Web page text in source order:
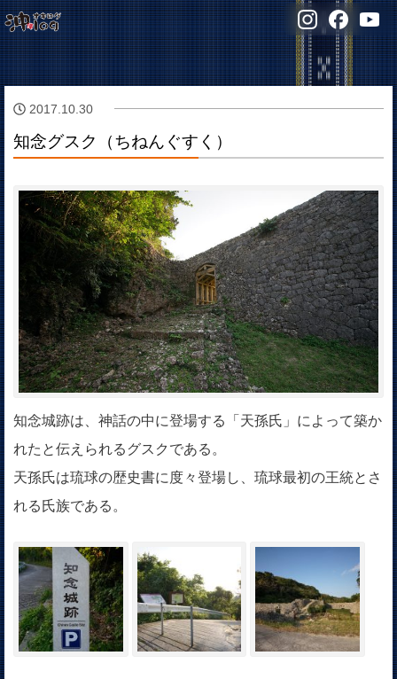
2017.10.30
知念グスク（ちねんぐすく）
知念城跡は、神話の中に登場する「天孫氏」によって築か
れたと伝えられるグスクである。
天孫氏は琉球の歴史書に度々登場し、琉球最初の王統とさ
れる氏族である。